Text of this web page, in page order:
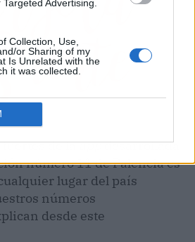
Advertising.
Collection, Use,
or Sharing of my
Is Unrelated with the
it was collected.
fuertes de laappdesarrollada
número 11 de Palencia es
lugar del país
números
desde este